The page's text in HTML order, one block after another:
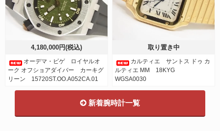
4,180,000円(税込)
オーデマ・ピゲ ロイヤルオ
ーク オフショアダイバー カーキグ
リーン 15720ST.OO.A052CA.01
取り置き中
カルティエ サントス ドゥ カ
ルティエ MM 18KYG
WGSA0030
新着腕時計一覧